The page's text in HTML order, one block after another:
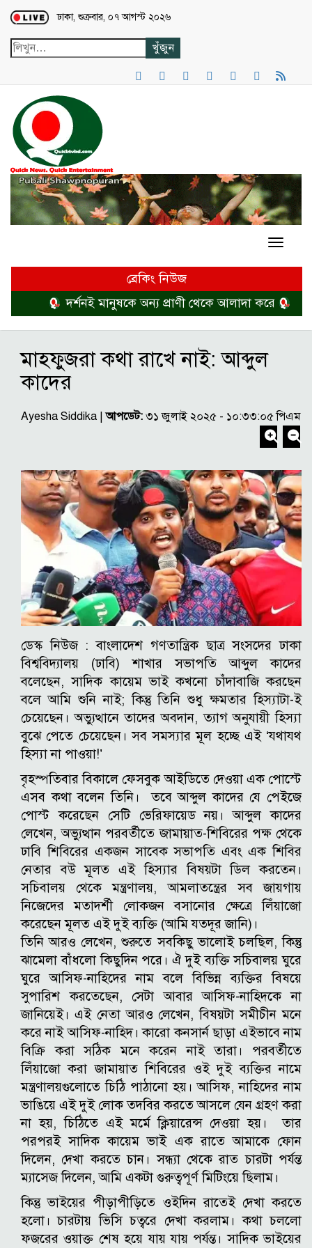
Loading...
ঢাকা, শুক্রবার, ০৭ আগস্ট ২০২৬
ব্রেকিং নিউজ
দর্শনই মানুষকে অন্য প্রাণী থেকে আলাদা করে
হত্যা
মাহফুজরা কথা রাখে নাই: আব্দুল
কাদের
Ayesha Siddika |আপডেট: ৩১ জুলাই ২০২৫ - ১০:৩৩:০৫ পিএম
ডেস্ক নিউজ :বাংলাদেশ গণতান্ত্রিক ছাত্র সংসদের ঢাকা
বিশ্ববিদ্যালয় (ঢাবি) শাখার সভাপতি আব্দুল কাদের
বলেছেন, সাদিক কায়েম ভাই কখনো চাঁদাবাজি করছেন
বলে আমি শুনি নাই; কিন্তু তিনি শুধু ক্ষমতার হিস্যাটা-ই
চেয়েছেন। অভ্যুত্থানে তাদের অবদান, ত্যাগ অনুযায়ী হিস্যা
বুঝে পেতে চেয়েছেন। সব সমস্যার মূল হচ্ছে এই ‘যথাযথ
হিস্যা না পাওয়া!’
বৃহস্পতিবার বিকালে ফেসবুক আইডিতে দেওয়া এক পোস্টে
এসব কথা বলেন তিনি। তবে আব্দুল কাদের যে পেইজে
পোস্ট করেছেন সেটি ভেরিফায়েড নয়।আব্দুল কাদের
লেখেন, অভ্যুত্থান পরবর্তীতে জামায়াত-শিবিরের পক্ষ থেকে
ঢাবি শিবিরের একজন সাবেক সভাপতি এবং এক শিবির
নেতার বউ মূলত এই হিস্যার বিষয়টা ডিল করতেন।
সচিবালয় থেকে মন্ত্রণালয়, আমলাতন্ত্রের সব জায়গায়
নিজেদের মতাদর্শী লোকজন বসানোর ক্ষেত্রে লিঁয়াজো
করেছেন মূলত এই দুই ব্যক্তি (আমি যতদূর জানি)।
তিনি আরও লেখেন, শুরুতে সবকিছু ভালোই চলছিল, কিন্তু
ঝামেলা বাঁধলো কিছুদিন পরে। ঐ দুই ব্যক্তি সচিবালয় ঘুরে
ঘুরে আসিফ-নাহিদের নাম বলে বিভিন্ন ব্যক্তির বিষয়ে
সুপারিশ করতেছেন, সেটা আবার আসিফ-নাহিদকে না
জানিয়েই। এই নেতা আরও লেখেন, বিষয়টা সমীচীন মনে
করে নাই আসিফ-নাহিদ। কারো কনসার্ন ছাড়া এইভাবে নাম
বিক্রি করা সঠিক মনে করেন নাই তারা। পরবর্তীতে
লিঁয়াজো করা জামায়াত শিবিরের ওই দুই ব্যক্তির নামে
মন্ত্রণালয়গুলোতে চিঠি পাঠানো হয়। আসিফ, নাহিদের নাম
ভাঙিয়ে এই দুই লোক তদবির করতে আসলে যেন গ্রহণ করা
না হয়, চিঠিতে এই মর্মে ক্লিয়ারেন্স দেওয়া হয়। তার
পরপরই সাদিক কায়েম ভাই এক রাতে আমাকে ফোন
দিলেন, দেখা করতে চান। সন্ধ্যা থেকে রাত চারটা পর্যন্ত
ম্যাসেজ দিলেন, আমি একটা গুরুত্বপূর্ণ মিটিংয়ে ছিলাম।
কিন্তু ভাইয়ের পীড়াপীড়িতে ওইদিন রাতেই দেখা করতে
হলো। চারটায় ভিসি চত্বরে দেখা করলাম। কথা চললো
ফজরের ওয়াক্ত শেষ হয়ে যায় যায় পর্যন্ত। সাদিক ভাইয়ের